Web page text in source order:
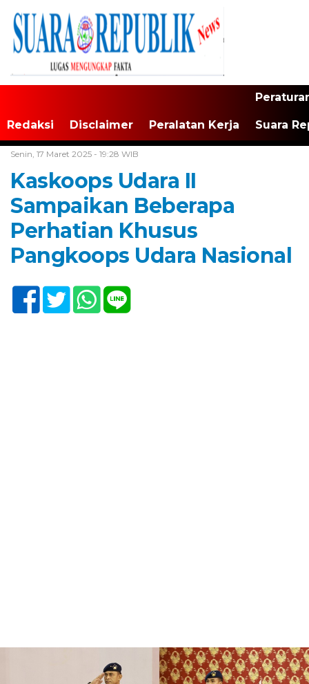
Redaksi Disclaimer Peralatan Kerja Suara
Senin, 17 Maret 2025 - 19:28 WIB
Kaskoops Udara II
Sampaikan Beberapa
Perhatian Khusus
Pangkoops Udara Nasional